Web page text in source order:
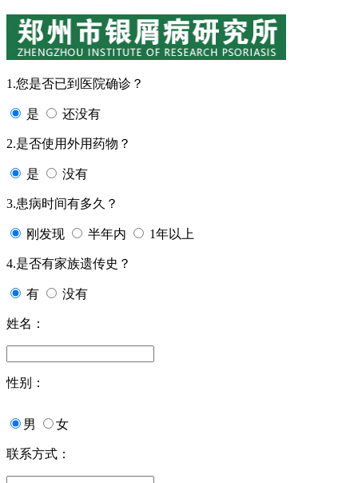
1.您是否已到医院确诊？
是 还没有
2.是否使用外用药物？
是 没有
3.患病时间有多久？
刚发现 半年内 1年以上
4.是否有家族遗传史？
有 没有
姓名：
性别：
男 女
联系方式：